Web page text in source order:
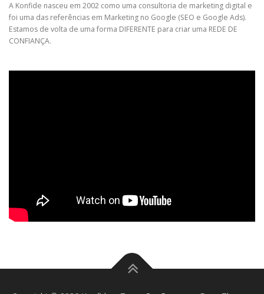
A Konfide nasceu em 2002 como uma consultoria de marketing digital e
foi uma das referências em Marketing no Google (SEO e Google Ads).
Estamos de volta de uma forma DIFERENTE para criar uma REDE DE
CONFIANÇA.